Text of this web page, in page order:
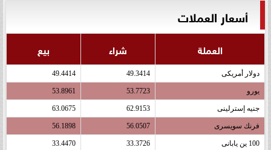
أسعار العملات
العملة شراء بيع
دولار أمريكى 49.3414
49.4414
يورو 53.7723
53.8961
جنيه إسترلينى 62.9153
63.0675
فرنك سويسرى 56.0507
56.1898
100 ين يابانى 33.3726
33.4470